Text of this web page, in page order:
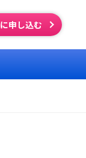
申し込む